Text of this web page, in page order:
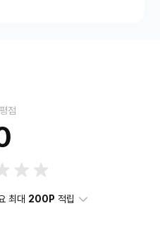
점
최대 200P 적립